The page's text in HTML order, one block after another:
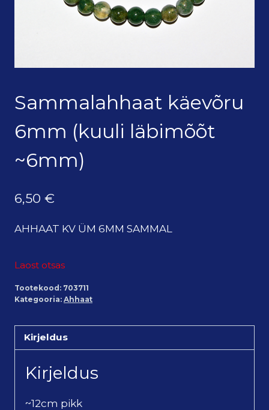
Sammalahhaat käevõru
6mm (kuuli läbimõõt
~6mm)
6,50 €
AHHAAT KV ÜM 6MM SAMMAL
Laost otsas
Tootekood: 703711
Kategooria: Ahhaat
Kirjeldus
Kirjeldus
~12cm pikk